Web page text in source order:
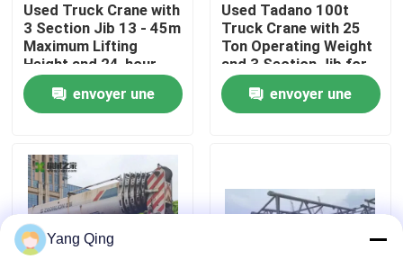
Contactez-nous
Demandez une citation
Grues sur camion d'occasion
Grues tout-terrain d'occasion
Used Truck Crane with
3 Section Jib 13 - 45m
Maximum Lifting
Height and 24-hour
Online Quality Service
envoyer une
Used Tadano 100t
Truck Crane with 25
Ton Operating Weight
and 3 Section Jib for
Heavy Lifting
envoyer une
Yang Qing